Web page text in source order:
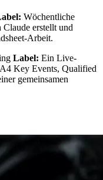
Wöchentliche
erstellt und
Arbeit.
Label: Ein Live-
Key Events, Qualified
gemeinsamen